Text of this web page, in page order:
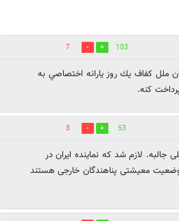
103
7
ملل كفاف يك روز يارانه اختصاصي به
كنه.
53
3
جالبه. لازم شد که نماینده ایران در
معیشتی پناهندگان خارجی هستند